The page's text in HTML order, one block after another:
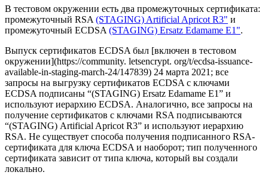
В тестовом окружении есть два промежуточных сертификата:
промежуточный RSA (STAGING) Artificial Apricot R3" и
промежуточный ECDSA (STAGING) Ersatz Edamame E1".
Выпуск сертификатов ECDSA был [включен в тестовом
окружении](https://community. letsencrypt. org/t/ecdsa-issuance-
available-in-staging-march-24/147839) 24 марта 2021; все
запросы на выгрузку сертификатов ECDSA с ключами
ECDSA подписаны “(STAGING) Ersatz Edamame E1” и
используют иерархию ECDSA. Аналогично, все запросы на
получение сертификатов с ключами RSA подписываются
“(STAGING) Artificial Apricot R3” и используют иерархию
RSA. Не существует способа получения подписанного RSA-
сертификата для ключа ECDSA и наоборот; тип полученного
сертификата зависит от типа ключа, который вы создали
локально.